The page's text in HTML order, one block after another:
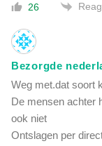
26
Bezorgde
Weg met.dat soort
De mensen achter
ook niet
Ontslagen per